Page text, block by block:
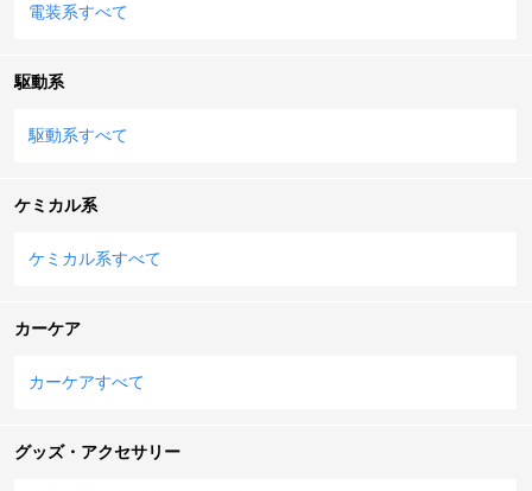
電装系すべて
駆動系
駆動系すべて
ケミカル系
ケミカル系すべて
カーケア
カーケアすべて
グッズ・アクセサリー